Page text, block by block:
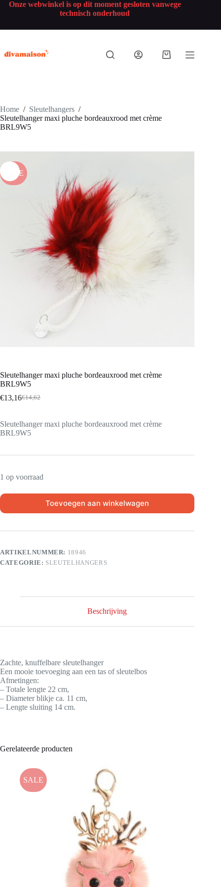
Onze webwinkel is op dit moment gesloten vanwege
technisch onderhoud
Home / Sleutelhangers /
Sleutelhanger maxi pluche bordeauxrood met crème
BRL9W5
SALE
Sleutelhanger maxi pluche bordeauxrood met crème
BRL9W5
€14,62
€13,16
Sleutelhanger maxi pluche bordeauxrood met crème
BRL9W5
1 op voorraad
Toevoegen aan winkelwagen
ARTIKELNUMMER: 18946
CATEGORIE: SLEUTELHANGERS
Beschrijving
Zachte, knuffelbare sleutelhanger
Een mooie toevoeging aan een tas of sleutelbos
Afmetingen:
– Totale lengte 22 cm,
– Diameter blikje ca. 11 cm,
– Lengte sluiting 14 cm.
Gerelateerde producten
SALE